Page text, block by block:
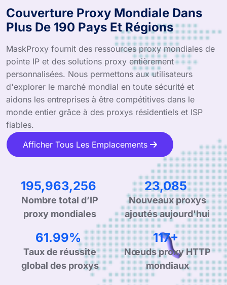
Couverture Proxy Mondiale Dans
Plus De 190 Pays Et Régions
MaskProxy fournit des ressources proxy mondiales de
pointe IP et des solutions proxy entièrement
personnalisées. Nous permettons aux utilisateurs
d'explorer le marché mondial en toute sécurité et
aidons les entreprises à être compétitives dans le
monde entier grâce à des proxys résidentiels et ISP
fiables.
Afficher Tous Les Emplacements
314,335,169
Nombre total d’IP
proxy mondiales
37,030
Nouveaux proxys
ajoutés aujourd'hui
99.44%
Taux de réussite
global des proxys
188+
Nœuds proxy HTTP
mondiaux